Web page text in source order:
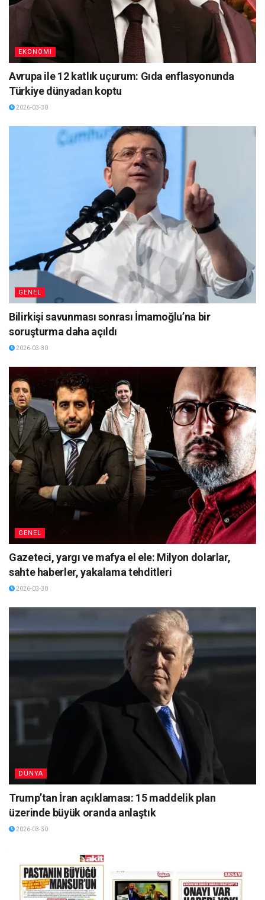
EKONOMI
Avrupa ile 12 katlık uçurum: Gıda enflasyonunda
Türkiye dünyadan koptu
2026-03-30
GENEL
Bilirkişi savunması sonrası İmamoğlu’na bir
soruşturma daha açıldı
2026-03-30
GENEL
Gazeteci, yargı ve mafya el ele: Milyon dolarlar,
sahte haberler, yakalama tehditleri
2026-03-30
DÜNYA
Trump’tan İran açıklaması: 15 maddelik plan
üzerinde büyük oranda anlaştık
2026-03-30